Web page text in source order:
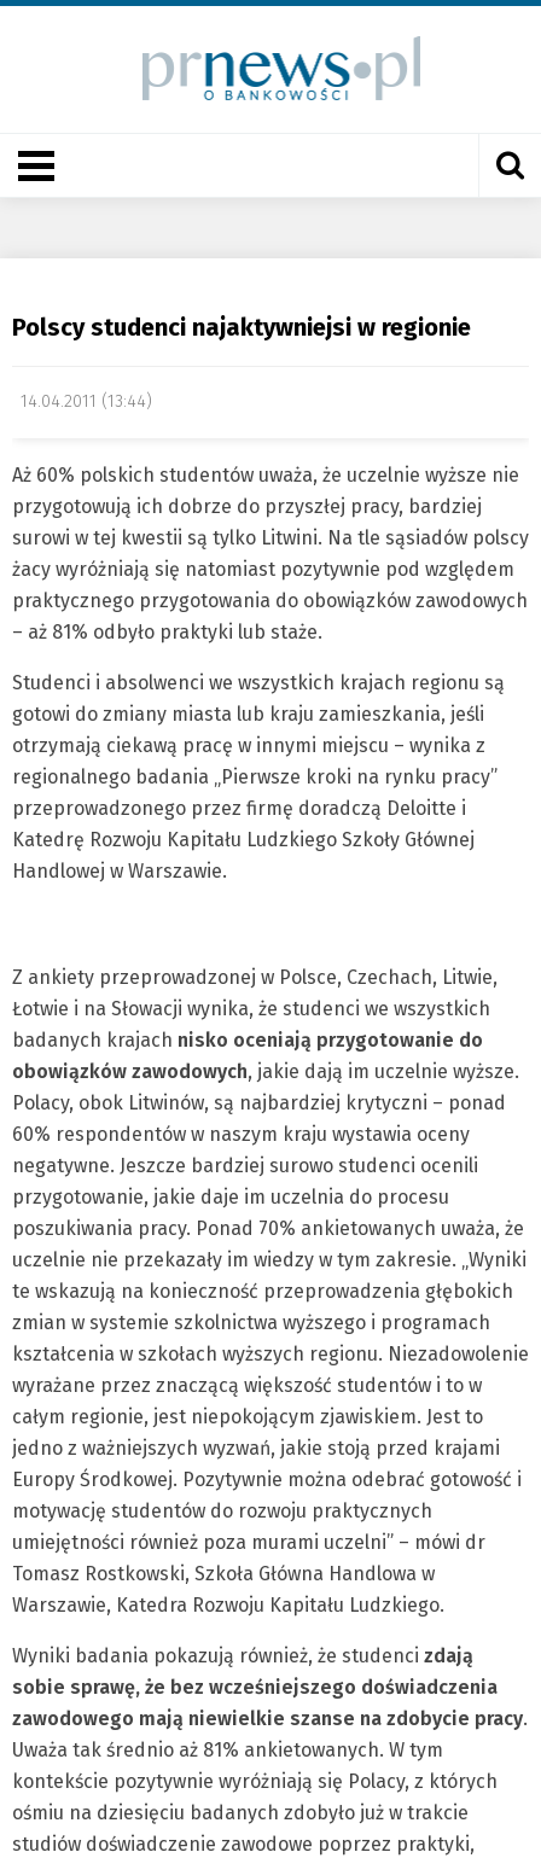
Polscy studenci najaktywniejsi w regionie
14.04.2011 (13:44)
Aż 60% polskich studentów uważa, że uczelnie wyższe nie
przygotowują ich dobrze do przyszłej pracy, bardziej
surowi w tej kwestii są tylko Litwini. Na tle sąsiadów polscy
żacy wyróżniają się natomiast pozytywnie pod względem
praktycznego przygotowania do obowiązków zawodowych
– aż 81% odbyło praktyki lub staże.
Studenci i absolwenci we wszystkich krajach regionu są
gotowi do zmiany miasta lub kraju zamieszkania, jeśli
otrzymają ciekawą pracę w innymi miejscu – wynika z
regionalnego badania „Pierwsze kroki na rynku pracy”
przeprowadzonego przez firmę doradczą Deloitte i
Katedrę Rozwoju Kapitału Ludzkiego Szkoły Głównej
Handlowej w Warszawie.
Z ankiety przeprowadzonej w Polsce, Czechach, Litwie,
Łotwie i na Słowacji wynika, że studenci we wszystkich
badanych krajach nisko oceniają przygotowanie do
obowiązków zawodowych, jakie dają im uczelnie wyższe.
Polacy, obok Litwinów, są najbardziej krytyczni – ponad
60% respondentów w naszym kraju wystawia oceny
negatywne. Jeszcze bardziej surowo studenci ocenili
przygotowanie, jakie daje im uczelnia do procesu
poszukiwania pracy. Ponad 70% ankietowanych uważa, że
uczelnie nie przekazały im wiedzy w tym zakresie. „Wyniki
te wskazują na konieczność przeprowadzenia głębokich
zmian w systemie szkolnictwa wyższego i programach
kształcenia w szkołach wyższych regionu. Niezadowolenie
wyrażane przez znaczącą większość studentów i to w
całym regionie, jest niepokojącym zjawiskiem. Jest to
jedno z ważniejszych wyzwań, jakie stoją przed krajami
Europy Środkowej. Pozytywnie można odebrać gotowość i
motywację studentów do rozwoju praktycznych
umiejętności również poza murami uczelni” – mówi dr
Tomasz Rostkowski, Szkoła Główna Handlowa w
Warszawie, Katedra Rozwoju Kapitału Ludzkiego.
Wyniki badania pokazują również, że studenci zdają
sobie sprawę, że bez wcześniejszego doświadczenia
zawodowego mają niewielkie szanse na zdobycie pracy.
Uważa tak średnio aż 81% ankietowanych. W tym
kontekście pozytywnie wyróżniają się Polacy, z których
ośmiu na dziesięciu badanych zdobyło już w trakcie
studiów doświadczenie zawodowe poprzez praktyki,